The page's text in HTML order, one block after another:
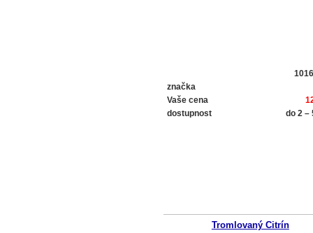
značka
Vaše cena
dostupnost
do 2 –
Tromlovaný Citrín